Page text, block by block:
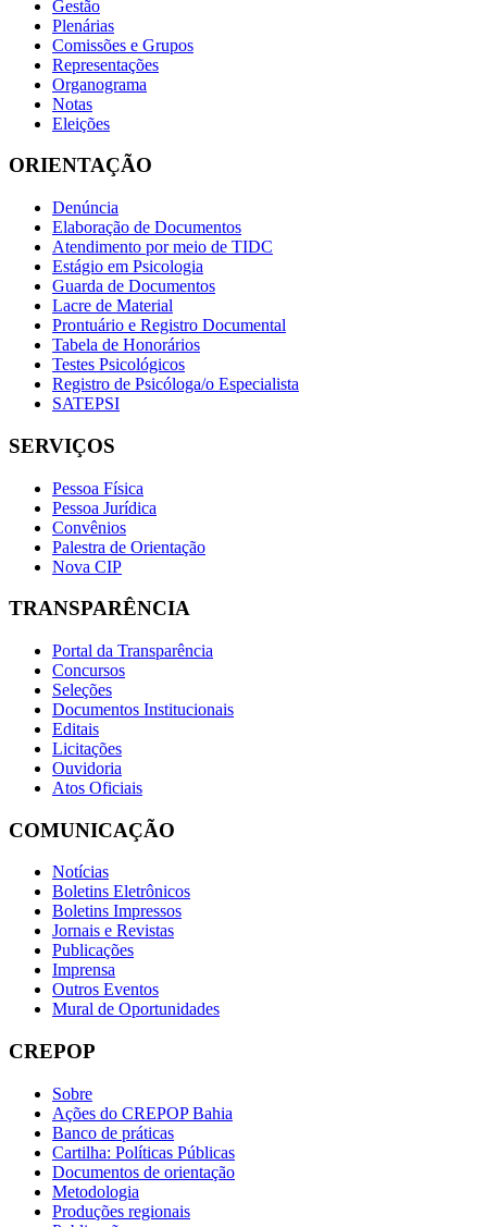
Gestão
Plenárias
Comissões e Grupos
Representações
Organograma
Notas
Eleições
ORIENTAÇÃO
Denúncia
Elaboração de Documentos
Atendimento por meio de TIDC
Estágio em Psicologia
Guarda de Documentos
Lacre de Material
Prontuário e Registro Documental
Tabela de Honorários
Testes Psicológicos
Registro de Psicóloga/o Especialista
SATEPSI
SERVIÇOS
Pessoa Física
Pessoa Jurídica
Convênios
Palestra de Orientação
Nova CIP
TRANSPARÊNCIA
Portal da Transparência
Concursos
Seleções
Documentos Institucionais
Editais
Licitações
Ouvidoria
Atos Oficiais
COMUNICAÇÃO
Notícias
Boletins Eletrônicos
Boletins Impressos
Jornais e Revistas
Publicações
Imprensa
Outros Eventos
Mural de Oportunidades
CREPOP
Sobre
Ações do CREPOP Bahia
Banco de práticas
Cartilha: Políticas Públicas
Documentos de orientação
Metodologia
Produções regionais